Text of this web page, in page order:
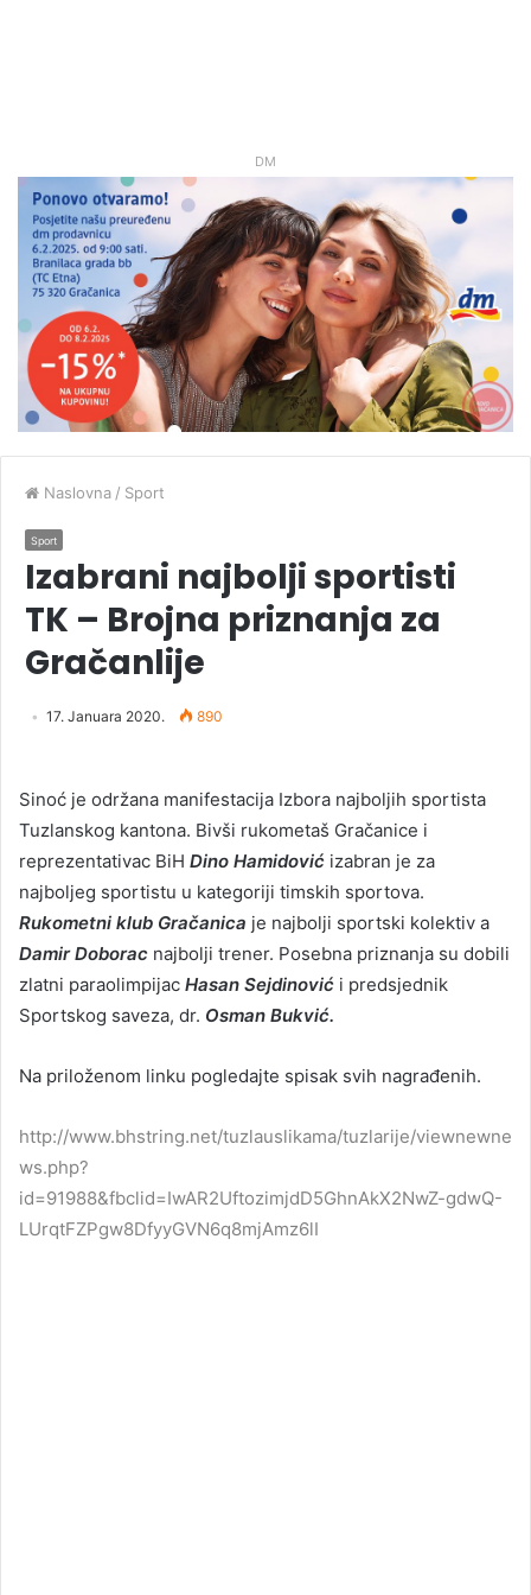
DM
Naslovna / Sport
Sport
Izabrani najbolji sportisti
TK – Brojna priznanja za
Gračanlije
17. Januara 2020. 890
Sinoć je održana manifestacija Izbora najboljih sportista
Tuzlanskog kantona. Bivši rukometaš Gračanice i
reprezentativac BiH Dino Hamidović izabran je za
najboljeg sportistu u kategoriji timskih sportova.
Rukometni klub Gračanica je najbolji sportski kolektiv a
Damir Doborac najbolji trener. Posebna priznanja su dobili
zlatni paraolimpijac Hasan Sejdinović i predsjednik
Sportskog saveza, dr. Osman Bukvić.
Na priloženom linku pogledajte spisak svih nagrađenih.
http://www.bhstring.net/tuzlauslikama/tuzlarije/viewnewne
ws.php?
id=91988&fbclid=IwAR2UftozimjdD5GhnAkX2NwZ-gdwQ-
LUrqtFZPgw8DfyyGVN6q8mjAmz6lI